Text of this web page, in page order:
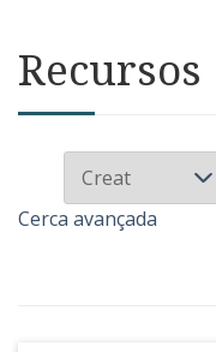
Recursos
Cerca avançada